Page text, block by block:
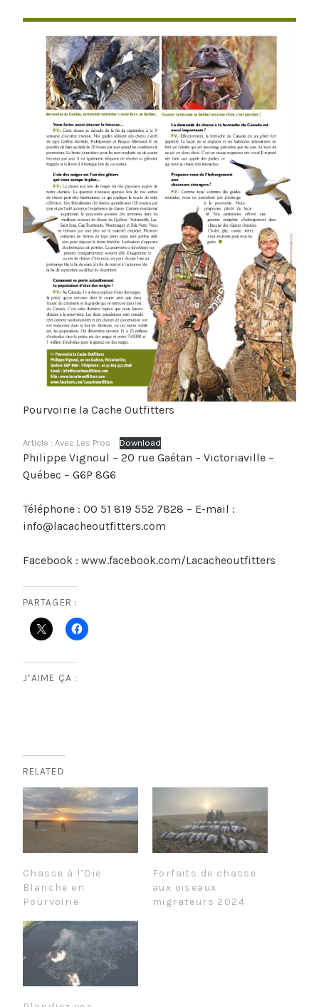
Pourvoirie la Cache Outfitters
Article : Avec Les Pros Download
Philippe Vignoul – 20 rue Gaétan – Victoriaville –
Québec – G6P 8G6
Téléphone : 00 51 819 552 7828 – E-mail :
info@lacacheoutfitters.com
Facebook : www.facebook.com/Lacacheoutfitters
PARTAGER :
J’AIME ÇA :
RELATED
Chasse à l’Oie
Blanche en
Pourvoirie
Forfaits de chasse
aux oiseaux
migrateurs 2024